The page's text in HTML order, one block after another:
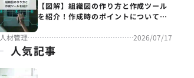
【図解】組織図の作り方と作成ツール
を紹介！作成時のポイントについても
人材管理 2026/07/17
人気記事